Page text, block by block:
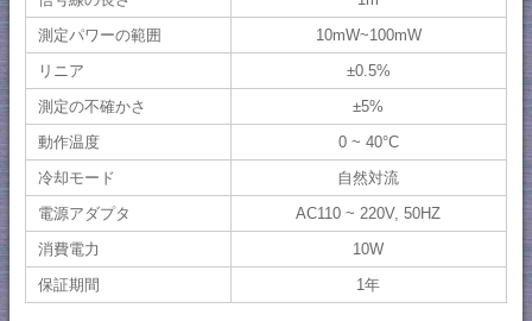
測定パワーの範囲
10mW~100mW
リニア
±0.5%
測定の不確かさ
±5%
動作温度
0 ~ 40°C
冷却モード
自然対流
電源アダプタ
AC110 ~ 220V, 50HZ
消費電力
10W
保証期間
1年